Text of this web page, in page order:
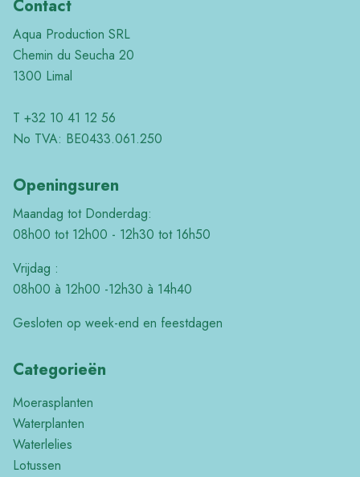
Contact
Aqua Production SRL
Chemin du Seucha 20
1300 Limal
T +32 10 41 12 56
No TVA: BE0433.061.250
Openingsuren
Maandag tot Donderdag:
08h00 tot 12h00 - 12h30 tot 16h50
Vrijdag :
08h00 à 12h00 -12h30 à 14h40
Gesloten op week-end en feestdagen
Categorieën
Moerasplanten
Waterplanten
Waterlelies
Lotussen